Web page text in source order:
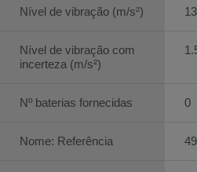
Nível de vibração (m/s²)
Nível de vibração com
incerteza (m/s²)
Nº baterias fornecidas
Nome: Referência
0